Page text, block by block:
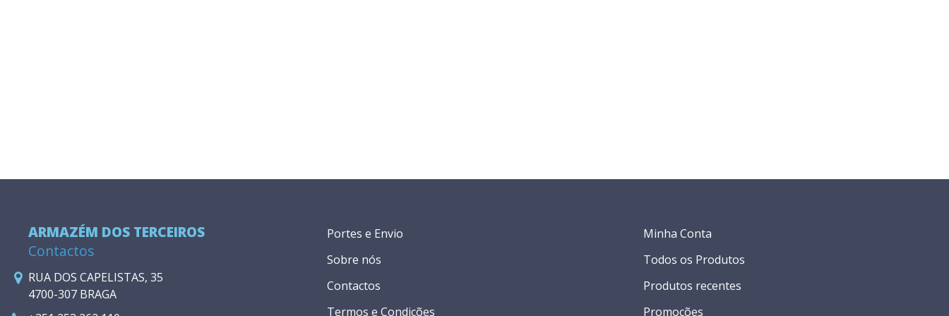
ARMAZÉM DOS TERCEIROS
Contactos
RUA DOS CAPELISTAS, 35
4700-307 BRAGA
Portes e Envio
Sobre nós
Contactos
Termos e Condições
Minha Conta
Todos os Produtos
Produtos recentes
Promoções